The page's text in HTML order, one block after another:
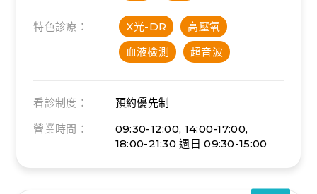
特色診療： X光-DR
高壓氧
血液檢測
超音波
看診制度：
預約優先制
營業時間：
09:30-12:00, 14:00-17:00,
18:00-21:30 週日 09:30-15:00